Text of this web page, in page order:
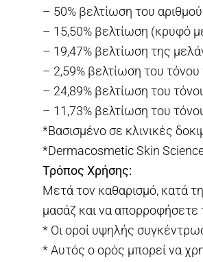
– 50% βελτίωση του
– 15,50% βελτίωση (κρυφό
– 19,47% βελτίωση της
– 2,59% βελτίωση του
– 24,89% βελτίωση του
– 11,73% βελτίωση του
*Βασισμένο σε κλινικές
*Dermacosmetic Skin
Τρόπος Χρήσης:
Μετά τον καθαρισμό, κατά
μασάζ και να
* Οι οροί υψηλής
* Αυτός ο ορός μπορεί να